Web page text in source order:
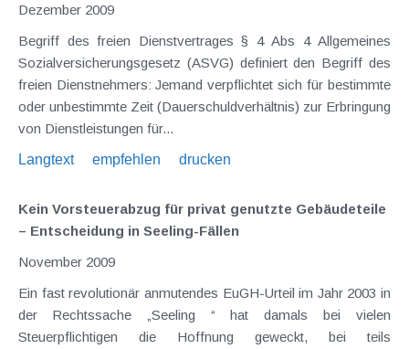
Dezember 2009
Begriff des freien Dienstvertrages § 4 Abs 4 Allgemeines
Sozialversicherungsgesetz (ASVG) definiert den Begriff des
freien Dienstnehmers: Jemand verpflichtet sich für bestimmte
oder unbestimmte Zeit (Dauerschuldverhältnis) zur Erbringung
von Dienstleistungen für...
Langtext
empfehlen drucken
Kein Vorsteuerabzug für privat genutzte Gebäudeteile
– Entscheidung in Seeling-Fällen
November 2009
Ein fast revolutionär anmutendes EuGH-Urteil im Jahr 2003 in
der Rechtssache „Seeling “ hat damals bei vielen
Steuerpflichtigen die Hoffnung geweckt, bei teils